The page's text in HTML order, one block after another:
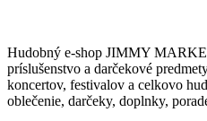
Hudobný e-shop JIMMY
príslušenstvo a darčekové
koncertov, festivalov a celkovo
oblečenie, darčeky, doplnky,